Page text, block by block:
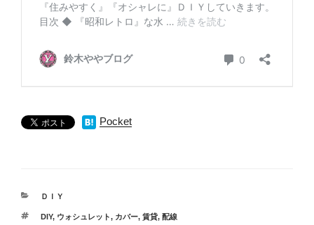
Pocket
カ
ゴ
ＤＩＹ
タ
DIY, ウォシュレット, カバー, 賃貸, 配線